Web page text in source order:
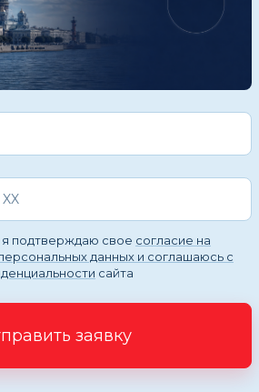
подтверждаю свое согласие на
данных и соглашаюсь с
сайта
заявку